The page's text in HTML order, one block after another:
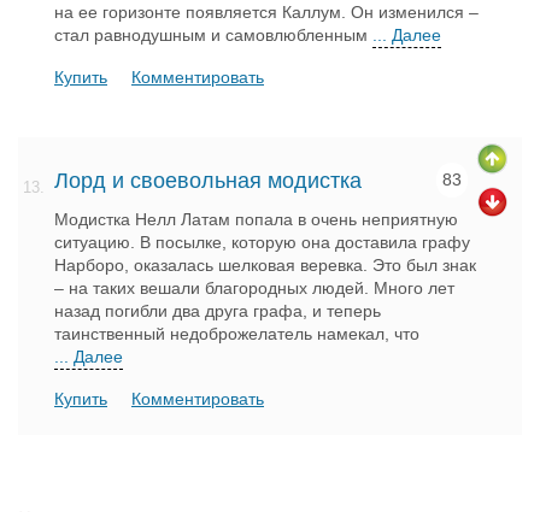
на ее горизонте появляется Каллум. Он изменился –
стал равнодушным и самовлюбленным
... Далее
Купить Комментировать
13. Лорд и своевольная модистка 83
Модистка Нелл Латам попала в очень неприятную
ситуацию. В посылке, которую она доставила графу
Нарборо, оказалась шелковая веревка. Это был знак
– на таких вешали благородных людей. Много лет
назад погибли два друга графа, и теперь
таинственный недоброжелатель намекал, что
... Далее
Купить Комментировать